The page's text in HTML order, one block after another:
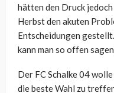
hätten den Druck
Herbst den akuten
Entscheidungen
kann man so offen
Der FC Schalke 04
die beste Wahl zu